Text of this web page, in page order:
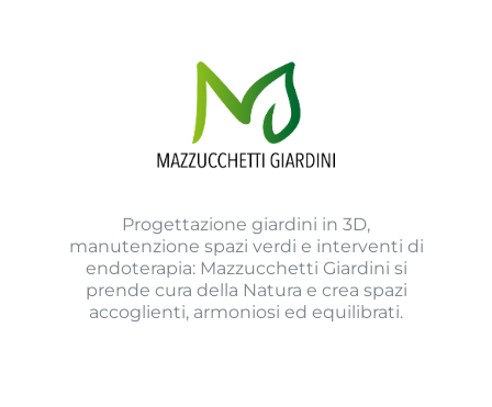
Progettazione giardini in 3D,
manutenzione spazi verdi e interventi di
endoterapia: Mazzucchetti Giardini si
prende cura della Natura e crea spazi
accoglienti, armoniosi ed equilibrati.